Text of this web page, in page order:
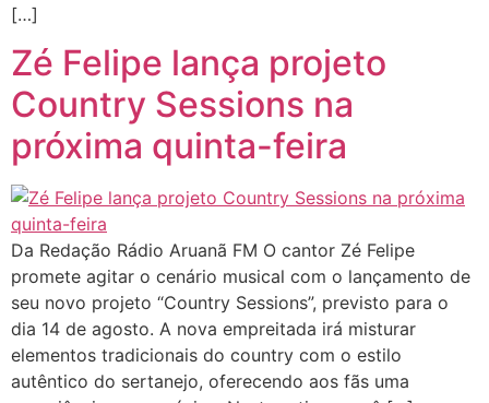
[…]
Zé Felipe lança projeto
Country Sessions na
próxima quinta-feira
Da Redação Rádio Aruanã FM O cantor Zé Felipe
promete agitar o cenário musical com o lançamento de
seu novo projeto “Country Sessions”, previsto para o
dia 14 de agosto. A nova empreitada irá misturar
elementos tradicionais do country com o estilo
autêntico do sertanejo, oferecendo aos fãs uma